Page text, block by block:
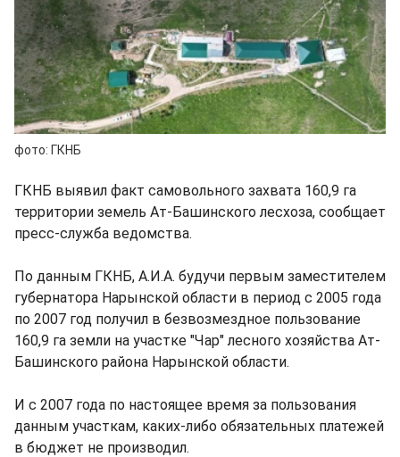
фото: ГКНБ
ГКНБ выявил факт самовольного захвата 160,9 га
территории земель Ат-Башинского лесхоза, сообщает
пресс-служба ведомства.
По данным ГКНБ, А.И.А. будучи первым заместителем
губернатора Нарынской области в период с 2005 года
по 2007 год получил в безвозмездное пользование
160,9 га земли на участке "Чар" лесного хозяйства Ат-
Башинского района Нарынской области.
И с 2007 года по настоящее время за пользования
данным участкам, каких-либо обязательных платежей
в бюджет не производил.